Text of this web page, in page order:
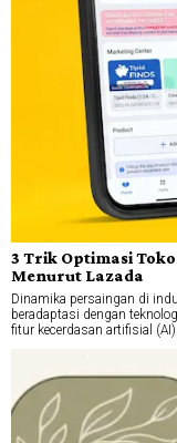
3 Trik Optimasi
Menurut Lazada
Dinamika persaingan di
beradaptasi dengan
fitur kecerdasan artifisial (AI)